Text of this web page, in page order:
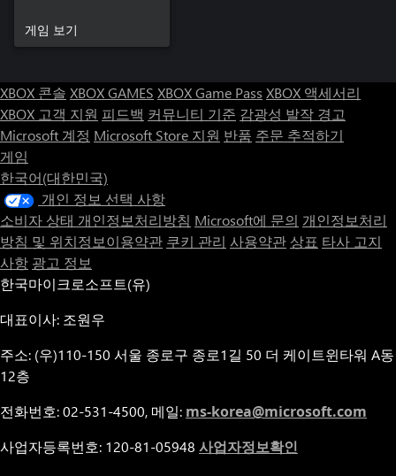
게임 보기
XBOX 콘솔 XBOX GAMES XBOX Game Pass XBOX 액세서리
XBOX 고객 지원 피드백 커뮤니티 기준 감광성 발작 경고
Microsoft 계정 Microsoft Store 지원 반품 주문 추적하기
게임
한국어(대한민국)
개인 정보 선택 사항
소비자 상태 개인정보처리방침 Microsoft에 문의 개인정보처리
방침 및 위치정보이용약관 쿠키 관리 사용약관 상표 타사 고지
사항 광고 정보
한국마이크로소프트(유)
대표이사: 조원우
주소: (우)110-150 서울 종로구 종로1길 50 더 케이트윈타워 A동
12층
전화번호: 02-531-4500, 메일: ms-korea@microsoft.com
사업자등록번호: 120-81-05948 사업자정보확인